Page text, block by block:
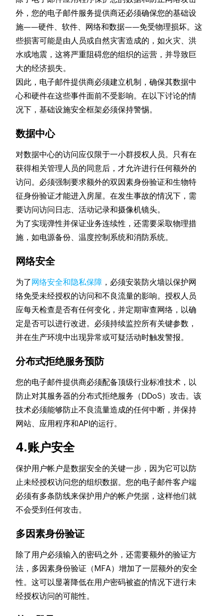
外，您的电子邮件服务提供商还必须确保您的基础设
施——硬件、软件、网络和数据——免受物理损坏。这
些损害可能是由人员或自然灾害造成的，如火灾、洪
水或地震，这将严重阻碍您的组织的运营，并导致巨
大的经济损失。
因此，电子邮件提供商必须建立机制，确保其数据中
心和硬件在这些事件面前不受影响。在以下讨论的情
况下，基础设施安全框架必须保持警惕。
数据中心
对数据中心的访问应仅限于一小群授权人员。只有在
获得相关管理人员的同意后，才允许进行任何额外的
访问。必须强制要求额外的双因素身份验证和生物特
征身份验证才能进入房屋。在发生事故的情况下，需
要访问访问日志、活动记录和摄像机镜头。
为了实现弹性并保证业务连续性，还需要采取物理措
施，如电源备份、温度控制系统和消防系统。
网络安全
为了网络安全和隐私保障 ，必须安装防火墙以保护网
络免受未经授权的访问和不良流量的影响。授权人员
应每天检查是否有任何变化，并定期审查网络，以确
定是否可以进行改进。必须持续监控所有关键参数，
并在生产环境中出现异常或可疑活动时触发警报。
分布式拒绝服务预防
您的电子邮件提供商必须配备顶级行业标准技术，以
防止对其服务器的分布式拒绝服务（DDoS）攻击。该
技术必须能够防止不良流量造成的任何中断，并保持
网站、应用程序和API的运行。
4.账户安全
保护用户帐户是数据安全的关键一步，因为它可以防
止未经授权访问您的组织数据。您的电子邮件客户端
必须有多条防线来保护用户的帐户凭据，这样他们就
不会受到任何攻击。
多因素身份验证
除了用户必须输入的密码之外，还需要额外的验证方
法，多因素身份验证（MFA）增加了一层额外的安全
性。这可以显著降低在用户密码被盗的情况下进行未
经授权访问的可能性。